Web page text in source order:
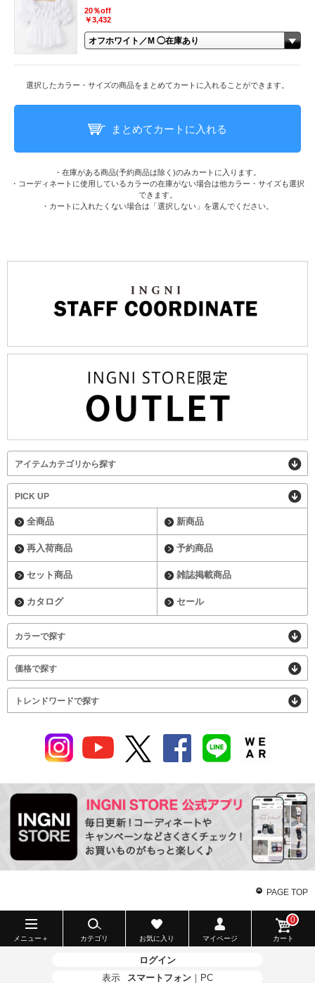
20％off
￥3,432
選択したカラー・サイズの商品をまとめてカートに入れることができます。
まとめてカートに入れる
・在庫がある商品(予約商品は除く)のみカートに入ります。
・コーディネートに使用しているカラーの在庫がない場合は他カラー・サイズも選択
できます。
・カートに入れたくない場合は「選択しない」を選んでください。
アイテムカテゴリから探す
PICK UP
全商品 新商品
再入荷商品 予約商品
セット商品 雑誌掲載商品
カタログ セール
カラーで探す
価格で探す
トレンドワードで探す
PAGE TOP
メニュー＋ カテゴリ お気に入り マイページ カート
0
ログイン
表示
スマートフォン ｜ PC